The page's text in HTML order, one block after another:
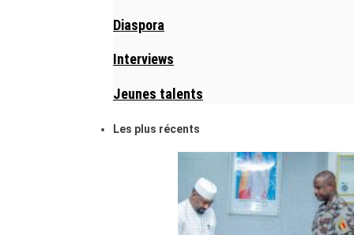
Diaspora
Interviews
Jeunes talents
Les plus récents